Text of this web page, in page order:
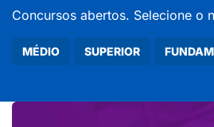
Concursos abertos. Selecione o
MÉDIO SUPERIOR